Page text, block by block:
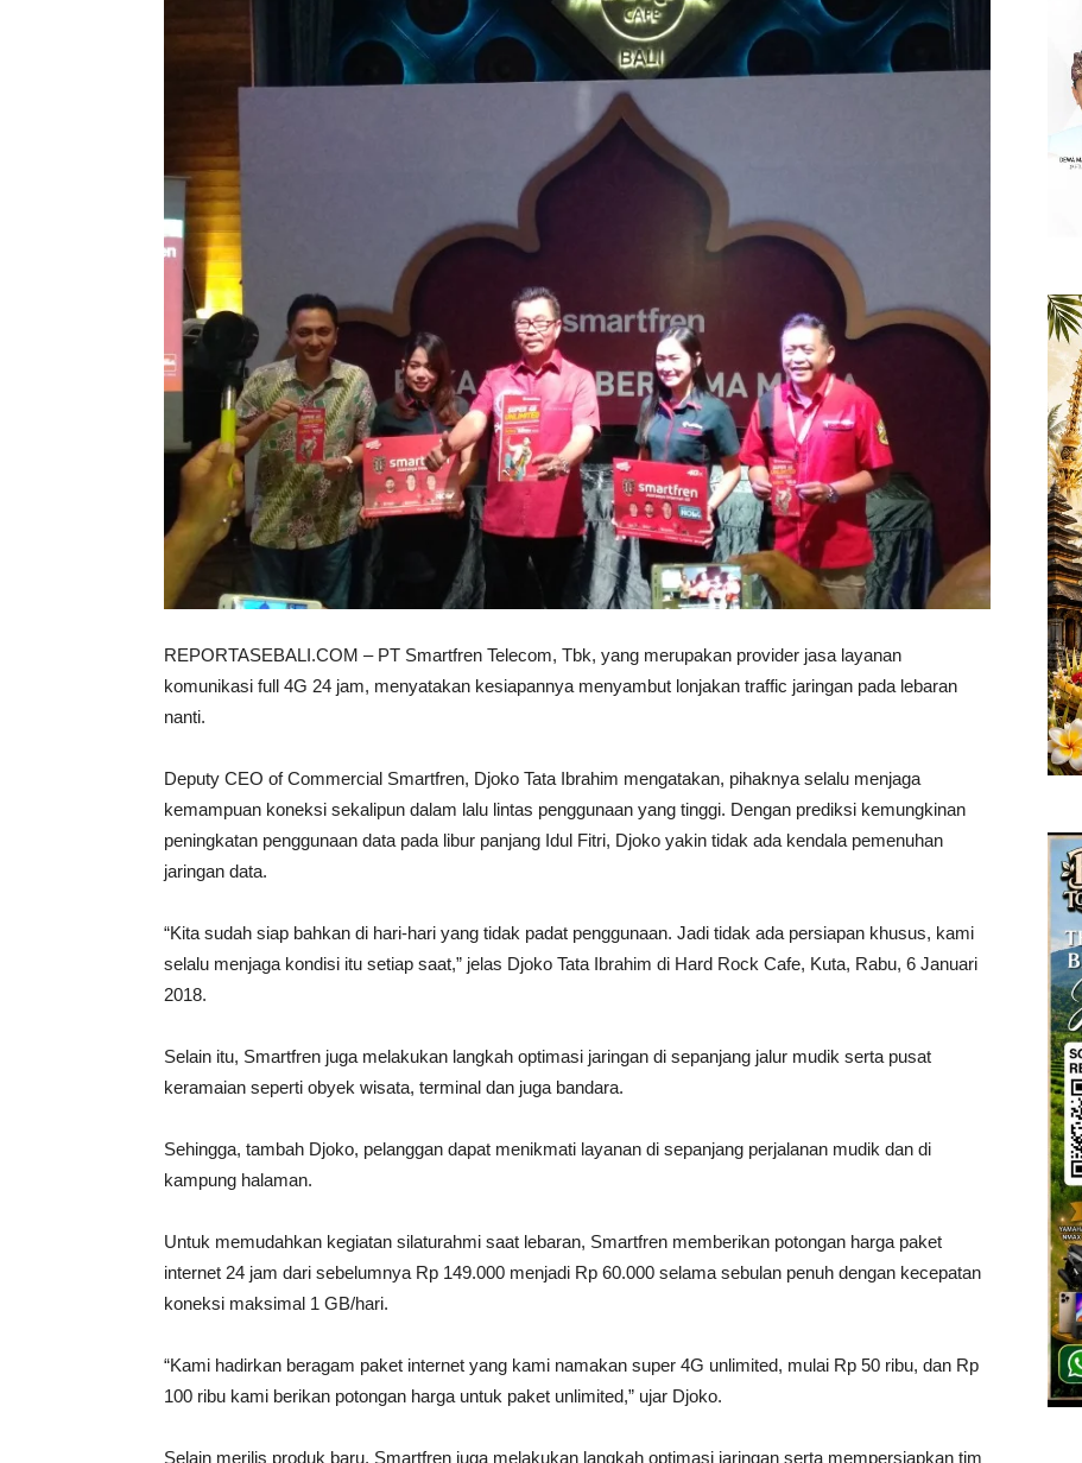
REPORTASEBALI.COM – PT Smartfren Telecom, Tbk, yang merupakan provider jasa layanan
komunikasi full 4G 24 jam, menyatakan kesiapannya menyambut lonjakan traffic jaringan pada lebaran
nanti.
Deputy CEO of Commercial Smartfren, Djoko Tata Ibrahim mengatakan, pihaknya selalu menjaga
kemampuan koneksi sekalipun dalam lalu lintas penggunaan yang tinggi. Dengan prediksi kemungkinan
peningkatan penggunaan data pada libur panjang Idul Fitri, Djoko yakin tidak ada kendala pemenuhan
jaringan data.
“Kita sudah siap bahkan di hari-hari yang tidak padat penggunaan. Jadi tidak ada persiapan khusus, kami
selalu menjaga kondisi itu setiap saat,” jelas Djoko Tata Ibrahim di Hard Rock Cafe, Kuta, Rabu, 6 Januari
2018.
Selain itu, Smartfren juga melakukan langkah optimasi jaringan di sepanjang jalur mudik serta pusat
keramaian seperti obyek wisata, terminal dan juga bandara.
Sehingga, tambah Djoko, pelanggan dapat menikmati layanan di sepanjang perjalanan mudik dan di
kampung halaman.
Untuk memudahkan kegiatan silaturahmi saat lebaran, Smartfren memberikan potongan harga paket
internet 24 jam dari sebelumnya Rp 149.000 menjadi Rp 60.000 selama sebulan penuh dengan kecepatan
koneksi maksimal 1 GB/hari.
“Kami hadirkan beragam paket internet yang kami namakan super 4G unlimited, mulai Rp 50 ribu, dan Rp
100 ribu kami berikan potongan harga untuk paket unlimited,” ujar Djoko.
Selain merilis produk baru, Smartfren juga melakukan langkah optimasi jaringan serta mempersiapkan tim